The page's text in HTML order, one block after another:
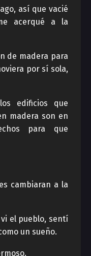
así que vacié
acerqué a la
de madera para
por sí sola,
edificios que
madera son en
para que
cambiaran a la
el pueblo, sentí
un sueño.